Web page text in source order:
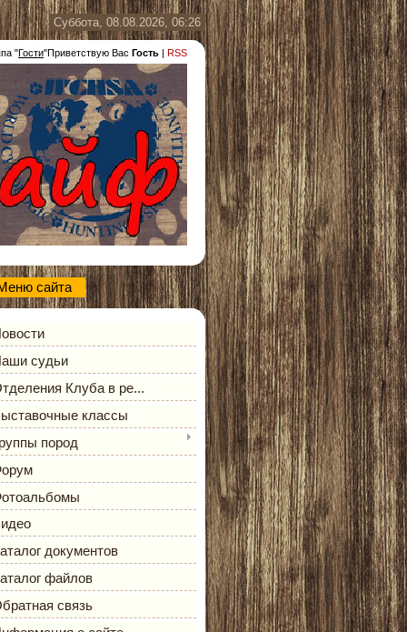
Суббота, 08.08.2026, 06:26
"Гости"Приветствую Вас Гость | RSS
сайта
судьи
Клуба в ре...
классы
пород
документов
файлов
связь